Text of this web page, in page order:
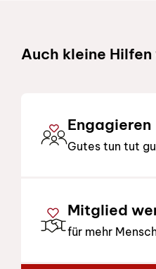
Auch kleine
Engagieren
Gutes tun tut
Mitglied
für mehr